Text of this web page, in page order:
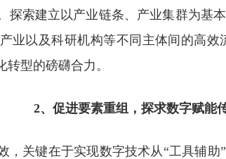
探索建立以产业链条、产业集群为基
业以及科研机构等不同主体间的高
型的磅礴合力。
2、促进要素重组，探求数字赋能
，关键在于实现数字技术从“工具辅